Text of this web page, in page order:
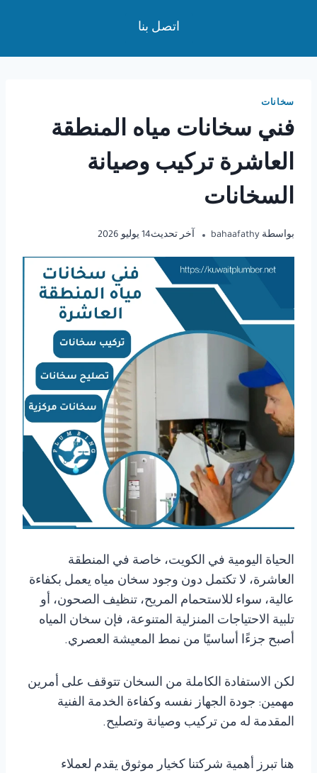
اتصل بنا
سخانات
فني سخانات مياه المنطقة
العاشرة تركيب وصيانة
السخانات
بواسطة bahaafathy آخر تحديث14 يوليو 2026
الحياة اليومية في الكويت، خاصة في المنطقة
العاشرة، لا تكتمل دون وجود سخان مياه يعمل بكفاءة
عالية، سواء للاستحمام المريح، تنظيف الصحون، أو
تلبية الاحتياجات المنزلية المتنوعة، فإن سخان المياه
أصبح جزءًا أساسيًا من نمط المعيشة العصري.
لكن الاستفادة الكاملة من السخان تتوقف على أمرين
مهمين: جودة الجهاز نفسه وكفاءة الخدمة الفنية
المقدمة له من تركيب وصيانة وتصليح.
هنا تبرز أهمية شركتنا كخيار موثوق يقدم لعملاء